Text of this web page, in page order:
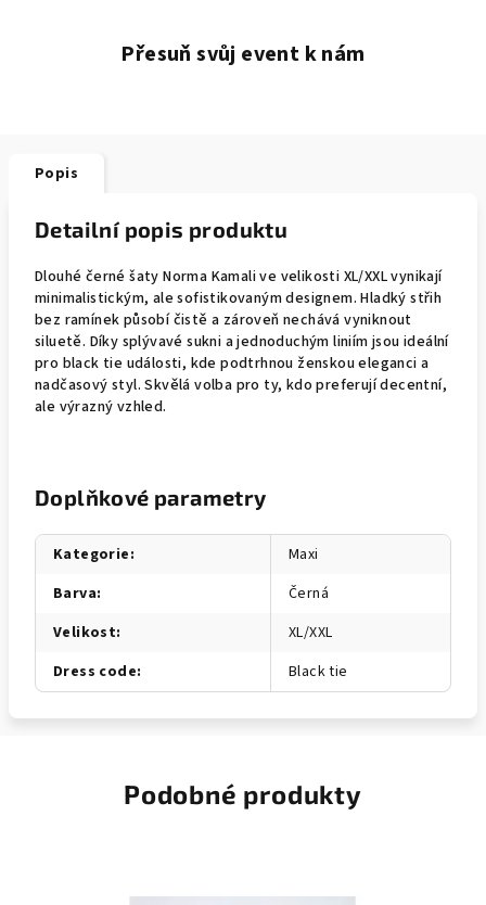
Přesuň svůj event k nám
Popis
Detailní popis produktu
Dlouhé černé šaty Norma Kamali ve velikosti XL/XXL vynikají
minimalistickým, ale sofistikovaným designem. Hladký střih
bez ramínek působí čistě a zároveň nechává vyniknout
siluetě. Díky splývavé sukni a jednoduchým liniím jsou ideální
pro black tie události, kde podtrhnou ženskou eleganci a
nadčasový styl. Skvělá volba pro ty, kdo preferují decentní,
ale výrazný vzhled.
Doplňkové parametry
Kategorie:
Maxi
Barva:
Černá
Velikost:
XL/XXL
Dress code: Black tie
Podobné produkty